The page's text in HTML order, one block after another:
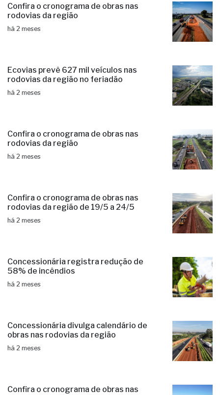
Confira o cronograma de obras nas
rodovias da região
há 2 meses
Ecovias prevê 627 mil veículos nas
rodovias da região no feriadão
há 2 meses
Confira o cronograma de obras nas
rodovias da região
há 2 meses
Confira o cronograma de obras nas
rodovias da região de 19/5 a 24/5
há 2 meses
Concessionária registra redução de
58% de incêndios
há 2 meses
Concessionária divulga calendário de
obras nas rodovias da região
há 2 meses
Confira o cronograma de obras nas